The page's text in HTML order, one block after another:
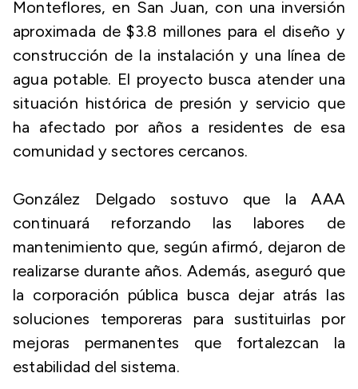
Monteflores, en San Juan, con una inversión
aproximada de $3.8 millones para el diseño y
construcción de la instalación y una línea de
agua potable. El proyecto busca atender una
situación histórica de presión y servicio que
ha afectado por años a residentes de esa
comunidad y sectores cercanos.
González Delgado sostuvo que la AAA
continuará reforzando las labores de
mantenimiento que, según afirmó, dejaron de
realizarse durante años. Además, aseguró que
la corporación pública busca dejar atrás las
soluciones temporeras para sustituirlas por
mejoras permanentes que fortalezcan la
estabilidad del sistema.